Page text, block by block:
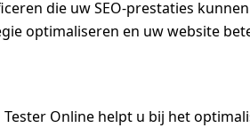
die uw SEO-prestaties
optimaliseren en uw website
Online helpt u bij het